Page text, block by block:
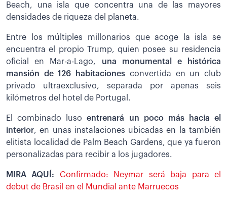
Beach, una isla que concentra una de las mayores
densidades de riqueza del planeta.
Entre los múltiples millonarios que acoge la isla se
encuentra el propio Trump, quien posee su residencia
oficial en Mar-a-Lago, una monumental e histórica
mansión de 126 habitaciones convertida en un club
privado ultraexclusivo, separada por apenas seis
kilómetros del hotel de Portugal.
El combinado luso entrenará un poco más hacia el
interior, en unas instalaciones ubicadas en la también
elitista localidad de Palm Beach Gardens, que ya fueron
personalizadas para recibir a los jugadores.
MIRA AQUÍ: Confirmado: Neymar será baja para el
debut de Brasil en el Mundial ante Marruecos